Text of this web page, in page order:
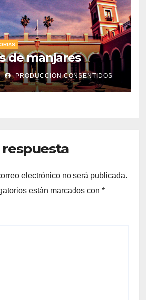
de manjares
PRODUCCIÓN CONSENTIDOS
electrónico no será publicada.
están marcados con *